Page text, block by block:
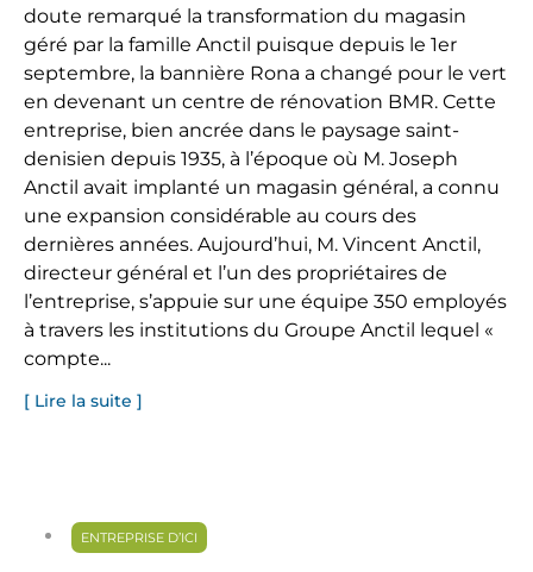
doute remarqué la transformation du magasin
géré par la famille Anctil puisque depuis le 1er
septembre, la bannière Rona a changé pour le vert
en devenant un centre de rénovation BMR. Cette
entreprise, bien ancrée dans le paysage saint-
denisien depuis 1935, à l’époque où M. Joseph
Anctil avait implanté un magasin général, a connu
une expansion considérable au cours des
dernières années. Aujourd’hui, M. Vincent Anctil,
directeur général et l’un des propriétaires de
l’entreprise, s’appuie sur une équipe 350 employés
à travers les institutions du Groupe Anctil lequel «
compte...
[ Lire la suite ]
ENTREPRISE D’ICI